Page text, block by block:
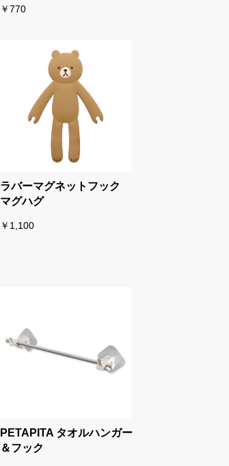
￥770
ラバーマグネットフック
マグハグ
￥1,100
PETAPITA タオルハンガー
＆フック